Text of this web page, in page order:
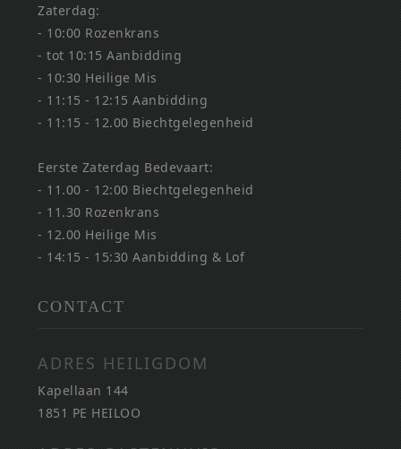
Zaterdag:
- 10:00 Rozenkrans
- tot 10:15 Aanbidding
- 10:30 Heilige Mis
- 11:15 - 12:15 Aanbidding
- 11:15 - 12.00 Biechtgelegenheid
Eerste Zaterdag Bedevaart:
- 11.00 - 12:00 Biechtgelegenheid
- 11.30 Rozenkrans
- 12.00 Heilige Mis
- 14:15 - 15:30 Aanbidding & Lof
CONTACT
ADRES HEILIGDOM
Kapellaan 144
1851 PE HEILOO